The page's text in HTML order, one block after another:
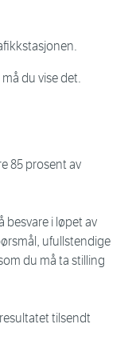
du vise det.
85 prosent av
besvare i løpet av
ufullstendige
du må ta stilling
tilsendt